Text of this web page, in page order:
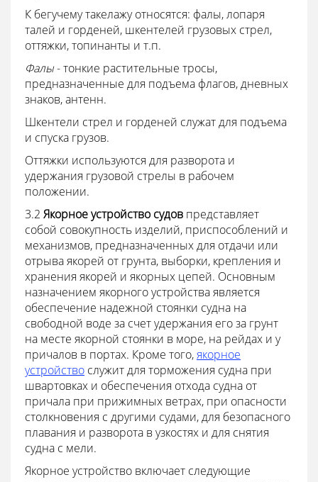
К бегучему такелажу относятся: фалы, лопаря
талей и горденей, шкентелей грузовых стрел,
оттяжки, топинанты и т.п.
Фалы- тонкие растительные тросы,
предназначенные для подъема флагов, дневных
знаков, антенн.
Шкентели стрел и горденей служат для подъема
и спуска грузов.
Оттяжки используются для разворота и
удержания грузовой стрелы в рабочем
положении.
3.2 Якорное устройство судов представляет
собой совокупность изделий, приспособлений и
механизмов, предназначенных для отдачи или
отрыва якорей от грунта, выборки, крепления и
хранения якорей и якорных цепей. Основным
назначением якорного устройства является
обеспечение надежной стоянки судна на
свободной воде за счет удержания его за грунт
на месте якорной стоянки в море, на рейдах и у
причалов в портах. Кроме того,якорное
устройство служит для торможения судна при
швартовках и обеспечения отхода судна от
причала при прижимных ветрах, при опасности
столкновения с другими судами, для безопасного
плавания и разворота в узкостях и для снятия
судна с мели.
Якорное устройство включает следующие